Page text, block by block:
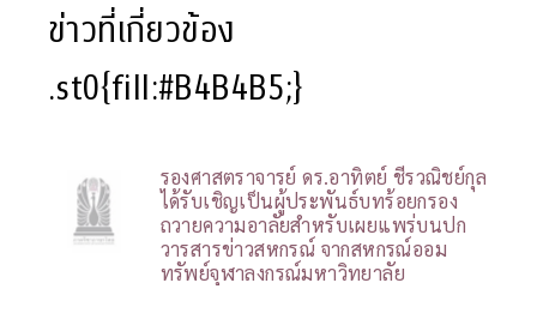
ข่าวที่เกี่ยวข้อง
.st0{fill:#B4B4B5;}
รองศาสตราจารย์ ดร.อาทิตย์ ชีรวณิชย์กุล
ได้รับเชิญเป็นผู้ประพันธ์บทร้อยกรอง
ถวายความอาลัยสำหรับเผยแพร่บนปก
วารสารข่าวสหกรณ์ จากสหกรณ์ออม
ทรัพย์จุฬาลงกรณ์มหาวิทยาลัย